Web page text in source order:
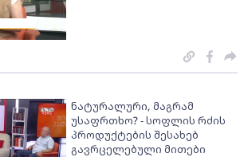
ნატურალური, მაგრამ
უსაფრთხო? - სოფლის რძის
პროდუქტების შესახებ
გავრცელებული მითები